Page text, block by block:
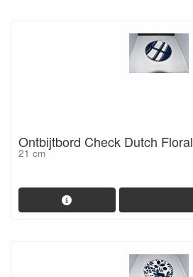
Ontbijtbord Check Dutch Floral
21 cm